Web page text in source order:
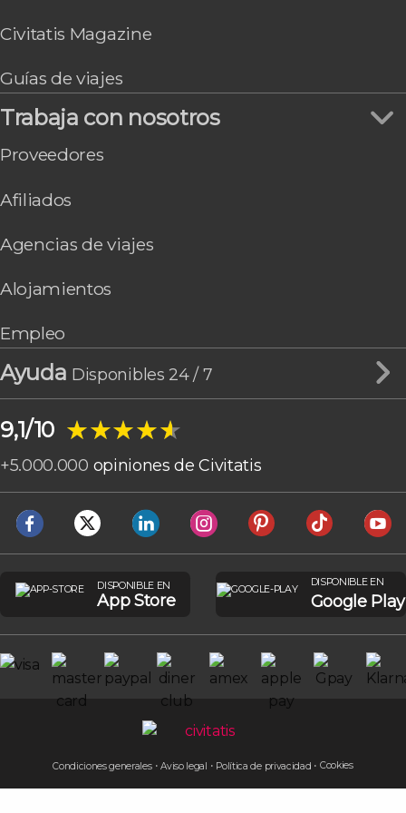
Civitatis Magazine
Guías de viajes
Trabaja con nosotros
Proveedores
Afiliados
Agencias de viajes
Alojamientos
Empleo
Ayuda Disponibles 24 / 7
9,1/10 ★★★★★
★★★★★
+5.000.000 opiniones de Civitatis
DISPONIBLE EN
App Store
DISPONIBLE EN
Google Play
Condiciones generales Aviso legal Política de privacidad Cookies